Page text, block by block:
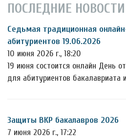
ПОСЛЕДНИЕ НОВОСТИ
Седьмая традиционная
абитуриентов 19.06.2026
10 июня 2026 г., 18:20
19 июня состоится онлайн День
для абитуриентов бакалавриата
Защиты ВКР бакалавров 2026
7 июня 2026 г., 17:22